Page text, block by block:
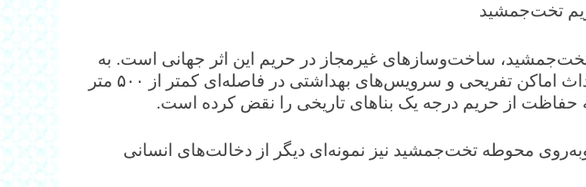
تخت‌جمشید
تخت‌جمشید، ساخت‌وسازهای غیرمجاز در حریم این اثر جهانی است. به
گفته فعالان میراث‌فرهنگی، احداث اماکن تفریحی و سرویس‌های بهداشتی در فاصله‌ای کمتر از ۵۰۰ متر
حفاظت از حریم درجه یک بناهای تاریخی را نقض کرده است.
محوطه تخت‌جمشید نیز نمونه‌ای دیگر از دخالت‌های انسانی